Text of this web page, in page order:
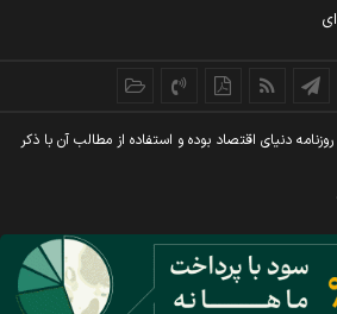
دنيای اقتصاد بوده و استفاده از مطالب آن با ذکر